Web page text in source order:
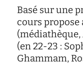
Basé sur une
cours propose
(en 22-23 :
Ghammam,